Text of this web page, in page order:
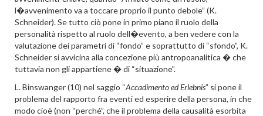
l�avvenimento va a toccare proprio il punto debole” (K.
Schneider). Se tutto ciò pone in primo piano il ruolo della
personalità rispetto al ruolo dell�evento, a ben vedere con la
valutazione dei parametri di “fondo” e soprattutto di “sfondo”, K.
Schneider si avvicina alla concezione più antropoanalitica � che
tuttavia non gli appartiene � di “situazione”.
L. Binswanger (10) nel saggio “Accadimento ed Erlebnis” si pone il
problema del rapporto fra eventi ed esperire della persona, in che
modo cioè (non “perché”, che il problema della causalità esorbita